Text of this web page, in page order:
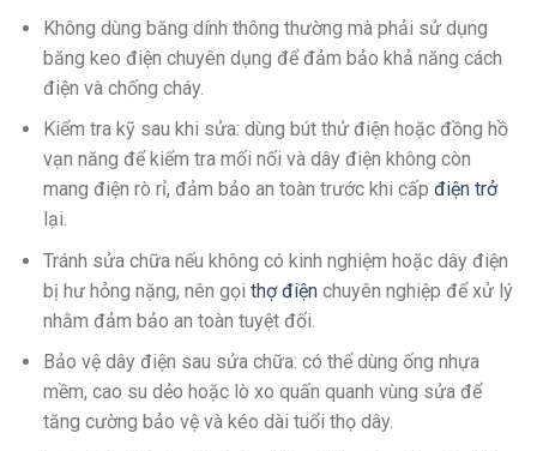
Không dùng băng dính thông thường mà phải sử dụng
băng keo điện chuyên dụng để đảm bảo khả năng cách
điện và chống cháy.
Kiểm tra kỹ sau khi sửa: dùng bút thử điện hoặc đồng hồ
vạn năng để kiểm tra mối nối và dây điện không còn
mang điện rò rỉ, đảm bảo an toàn trước khi cấp điện trở
lại.
Tránh sửa chữa nếu không có kinh nghiệm hoặc dây điện
bị hư hỏng nặng, nên gọi thợ điệnchuyên nghiệp để xử lý
nhằm đảm bảo an toàn tuyệt đối.
Bảo vệ dây điện sau sửa chữa: có thể dùng ống nhựa
mềm, cao su dẻo hoặc lò xo quấn quanh vùng sửa để
tăng cường bảo vệ và kéo dài tuổi thọ dây.